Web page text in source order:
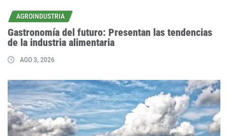
AGROINDUSTRIA
Gastronomía del futuro: Presentan las tendencias
de la industria alimentaria
AGO 3, 2026